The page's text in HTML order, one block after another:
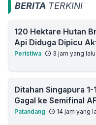
BERITA TERKINI
120 Hektare Hutan
Api Diduga Dipicu
Peristiwa 3 jam yang lalu
Ditahan Singapura 1-
Gagal ke Semifinal
Patandang 14 jam yang